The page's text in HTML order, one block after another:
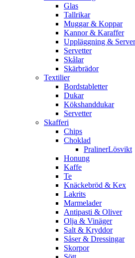
Glas
Tallrikar
Muggar & Koppar
Kannor & Karaffer
Uppläggning &
Servetter
Skålar
Skärbrädor
Textilier
Bordstabletter
Dukar
Kökshanddukar
Servetter
Skafferi
Chips
Choklad
PralinerLösvikt
Honung
Kaffe
Te
Knäckebröd & Kex
Lakrits
Marmelader
Antipasti & Oliver
Olja & Vinäger
Salt & Kryddor
Såser & Dressingar
Skorpor